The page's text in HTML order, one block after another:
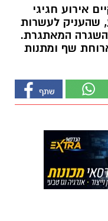
אירוע חגיגי
לעשרות
המאתגרת.
שף ומתנות